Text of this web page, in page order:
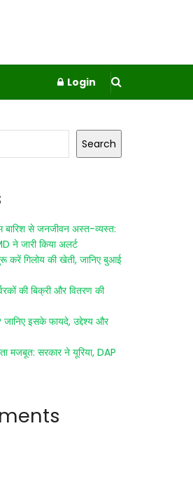
Login
Search
से जनजीवन अस्त-व्यस्त:
ने जारी किया अलर्ट
गिलोय की खेती, जानिए बुआई
की बिक्री और वितरण की
जानिए इसके फायदे, उद्देश्य और
मजबूत: सरकार ने यूरिया, DAP